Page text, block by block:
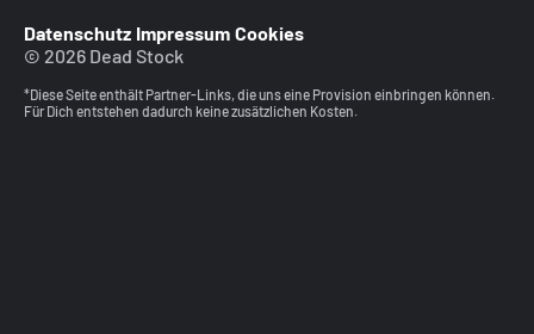
Datenschutz Impressum Cookies
© 2026 Dead Stock
*Diese Seite enthält Partner-Links, die uns eine Provision einbringen können.
Für Dich entstehen dadurch keine zusätzlichen Kosten.